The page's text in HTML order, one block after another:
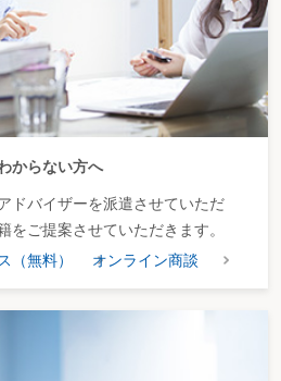
からない方へ
ドバイザーを派遣させていただ
をご提案させていただきます。
（無料）
オンライン商談